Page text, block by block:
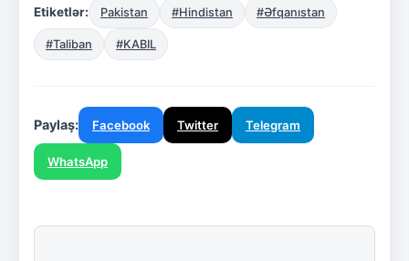
Etiketlər: Pakistan #Hindistan #Əfqanıstan
#Taliban #KABIL
Paylaş: Facebook Twitter Telegram
WhatsApp